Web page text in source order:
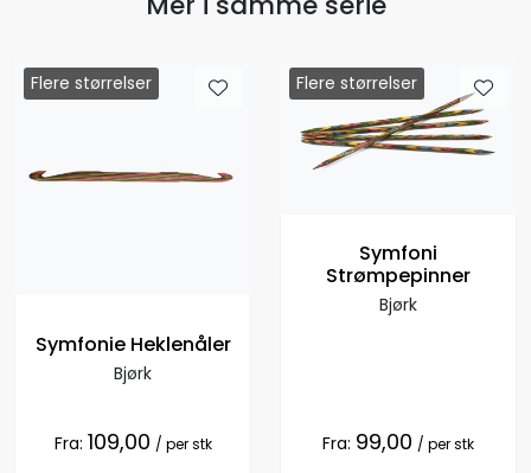
Flere størrelser
Symfonie Heklenåler
Bjørk
Fra: 109,00 / per stk
Flere størrelser
Symfoni
Strømpepinner
Bjørk
Fra: 99,00 / per stk